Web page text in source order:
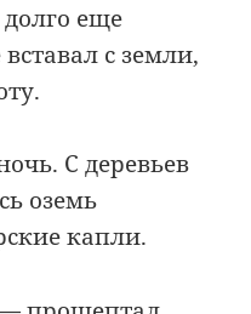
еще
с земли,
С деревьев
оземь
капли.